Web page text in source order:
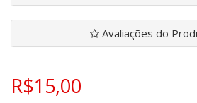
Avaliações do
R$15,00